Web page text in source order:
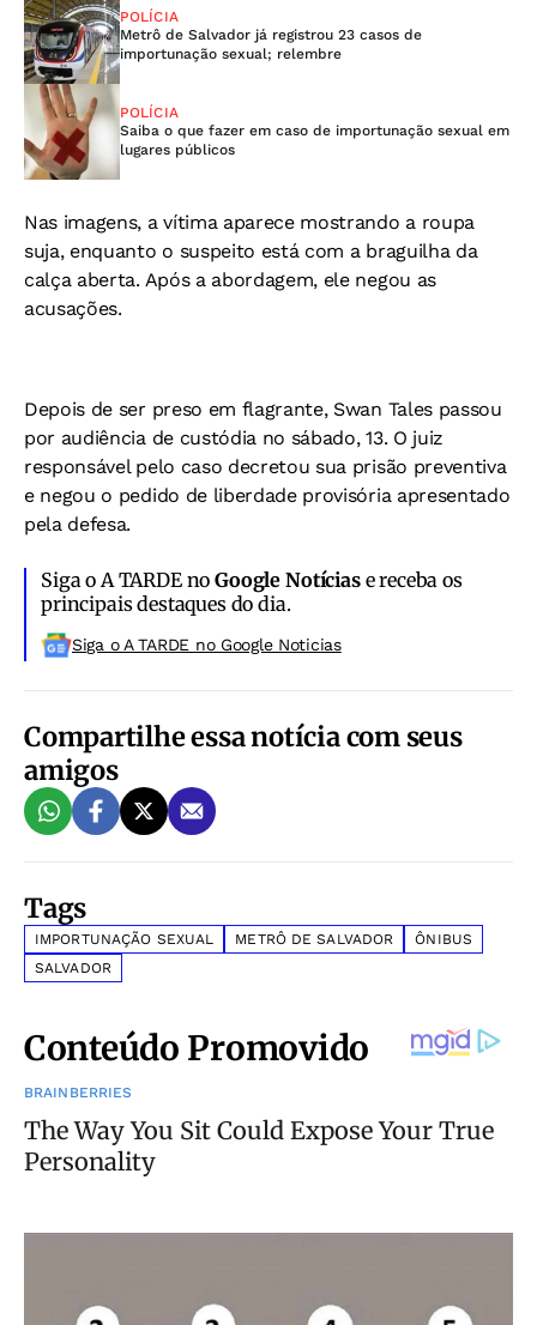
POLÍCIA
Metrô de Salvador já registrou 23 casos de
importunação sexual; relembre
POLÍCIA
Saiba o que fazer em caso de importunação sexual em
lugares públicos
Nas imagens, a vítima aparece mostrando a roupa
suja, enquanto o suspeito está com a braguilha da
calça aberta. Após a abordagem, ele negou as
acusações.
Depois de ser preso em flagrante, Swan Tales passou
por audiência de custódia no sábado, 13. O juiz
responsável pelo caso decretou sua prisão preventiva
e negou o pedido de liberdade provisória apresentado
pela defesa.
Siga o A TARDE noGoogle Notíciase receba os
principais destaques do dia.
Siga o A TARDE no Google Noticias
Compartilhe essa notícia com seus
amigos
Tags
IMPORTUNAÇÃO SEXUAL METRÔ DE SALVADOR
ÔNIBUS
SALVADOR